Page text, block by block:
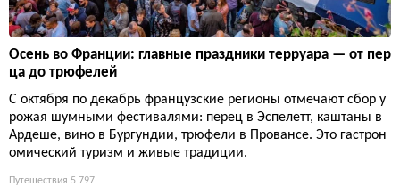
Осень во Франции: главные праздники терруара — от пер
ца до трюфелей
С октября по декабрь французские регионы отмечают сбор у
рожая шумными фестивалями: перец в Эспелетт, каштаны в
Ардеше, вино в Бургундии, трюфели в Провансе. Это гастрон
омический туризм и живые традиции.
Путешествия 5 797